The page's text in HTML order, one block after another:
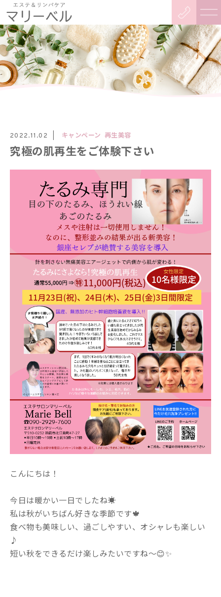
2022.11.02 キャンペーン 再生美容
究極の肌再生をご体験下さい
こんにちは！
今日は暖かい一日でしたね☀️
私は秋がいちばん好きな季節です🍁
食べ物も美味しい、過ごしやすい、オシャレも楽しい
♪
短い秋をできるだけ楽しみたいですね〜😊✨